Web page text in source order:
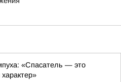
«Спасатель — это